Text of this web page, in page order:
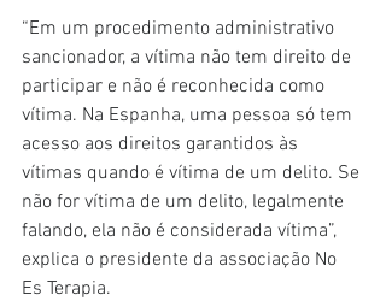
“Em um procedimento administrativo
sancionador, a vítima não tem direito de
participar e não é reconhecida como
vítima. Na Espanha, uma pessoa só tem
acesso aos direitos garantidos às
vítimas quando é vítima de um delito. Se
não for vítima de um delito, legalmente
falando, ela não é considerada vítima”,
explica o presidente da associação No
Es Terapia.